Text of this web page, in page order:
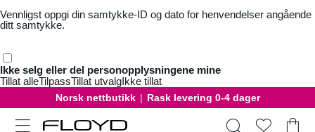
Vennligst oppgi din samtykke-ID og dato for henvendelser angående
ditt samtykke.
Ikke selg eller del personopplysningene mine
Tillat alleTilpassTillat utvalgIkke tillat
Norsk nettbutikk | Rask levering 0-4 dager